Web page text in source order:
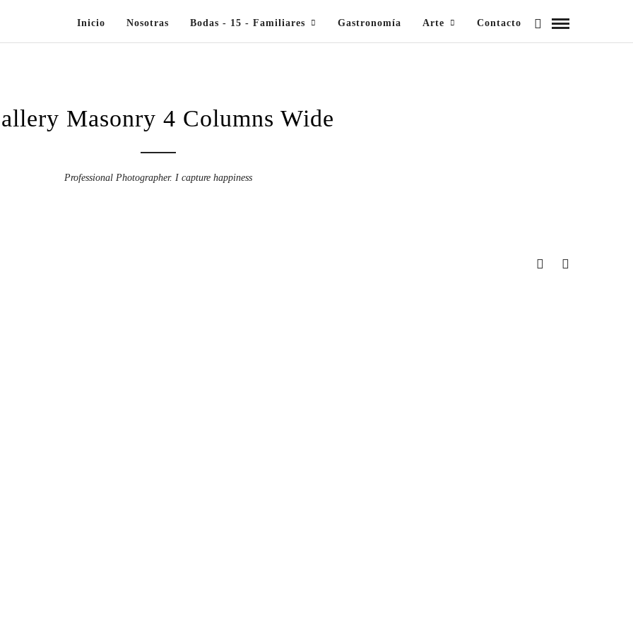
Inicio Nosotras Bodas - 15 - Familiares Gastronomía Arte Contacto
Masonry 4 Columns Wide
Professional Photographer. I capture happiness